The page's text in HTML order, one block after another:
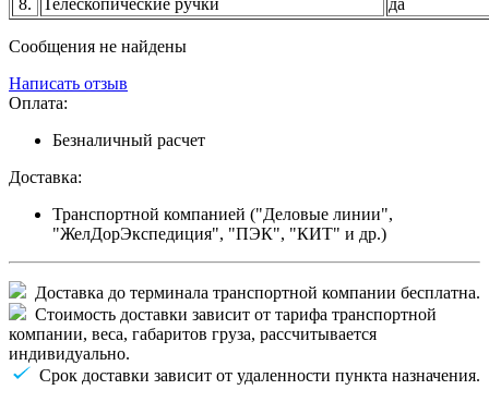
8.
Телескопические ручки да
Сообщения не найдены
Написать отзыв
Оплата:
Безналичный расчет
Доставка:
Транспортной компанией ("Деловые линии",
"ЖелДорЭкспедиция", "ПЭК", "КИТ" и др.)
Доставка до терминала транспортной компании бесплатна.
Стоимость доставки зависит от тарифа транспортной
компании, веса, габаритов груза, рассчитывается
индивидуально.
Срок доставки зависит от удаленности пункта назначения.